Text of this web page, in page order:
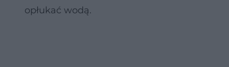
opłukać wodą.